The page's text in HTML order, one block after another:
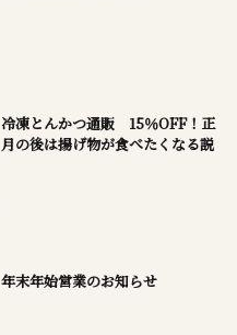
冷凍とんかつ通販 15％OFF！正
月の後は揚げ物が食べたくなる説
年末年始営業のお知らせ